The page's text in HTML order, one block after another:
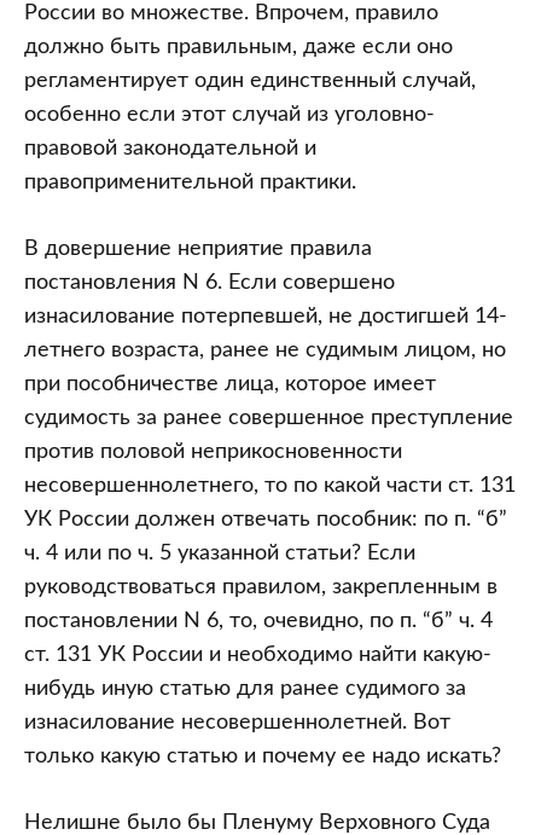
России во множестве. Впрочем, правило
должно быть правильным, даже если оно
регламентирует один единственный случай,
особенно если этот случай из уголовно-
правовой законодательной и
правоприменительной практики.
В довершение неприятие правила
постановления N 6. Если совершено
изнасилование потерпевшей, не достигшей 14-
летнего возраста, ранее не судимым лицом, но
при пособничестве лица, которое имеет
судимость за ранее совершенное преступление
против половой неприкосновенности
несовершеннолетнего, то по какой части ст. 131
УК России должен отвечать пособник: по п. “б”
ч. 4 или по ч. 5 указанной статьи? Если
руководствоваться правилом, закрепленным в
постановлении N 6, то, очевидно, по п. “б” ч. 4
ст. 131 УК России и необходимо найти какую-
нибудь иную статью для ранее судимого за
изнасилование несовершеннолетней. Вот
только какую статью и почему ее надо искать?
Нелишне было бы Пленуму Верховного Суда